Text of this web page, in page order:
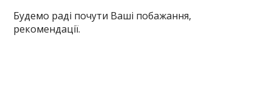
Будемо раді почути Ваші побажання,
рекомендації.